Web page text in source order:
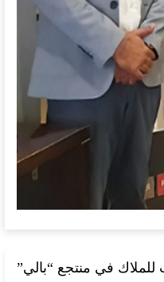
للملاك في منتجع “بالي”